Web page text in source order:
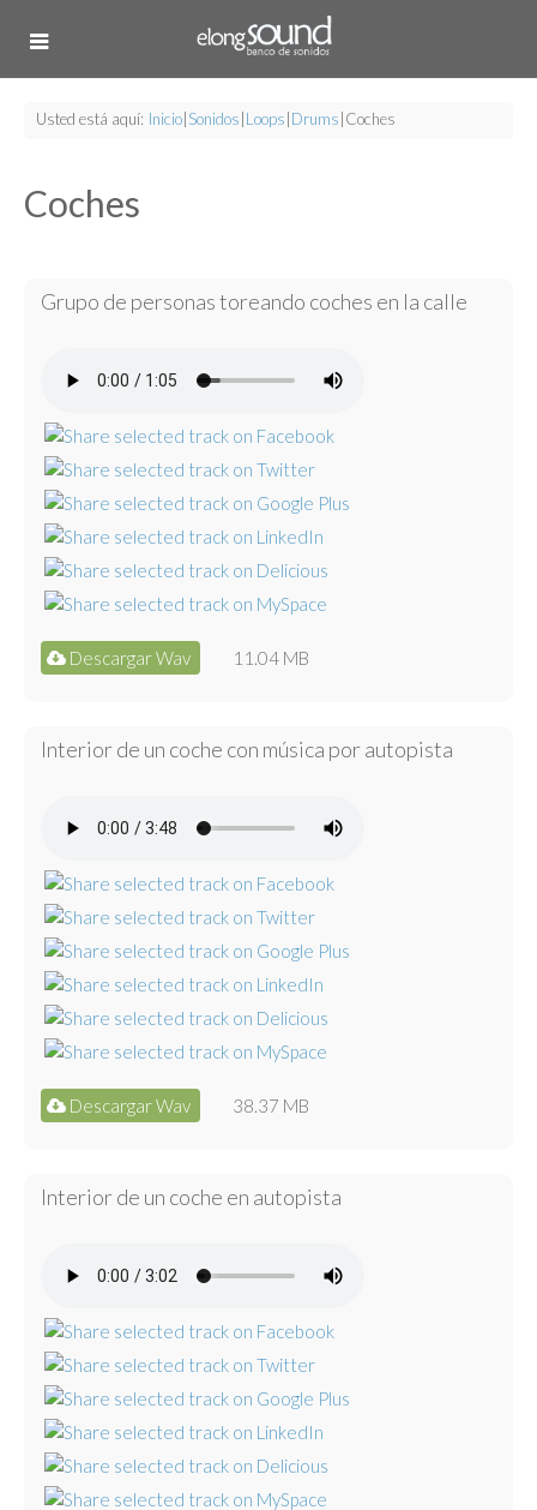
Usted está aquí: Inicio Sonidos Loops Drums Coches
Coches
Grupo de personas toreando coches en la calle
Descargar Wav 11.04 MB
Interior de un coche con música por autopista
Descargar Wav 38.37 MB
Interior de un coche en autopista